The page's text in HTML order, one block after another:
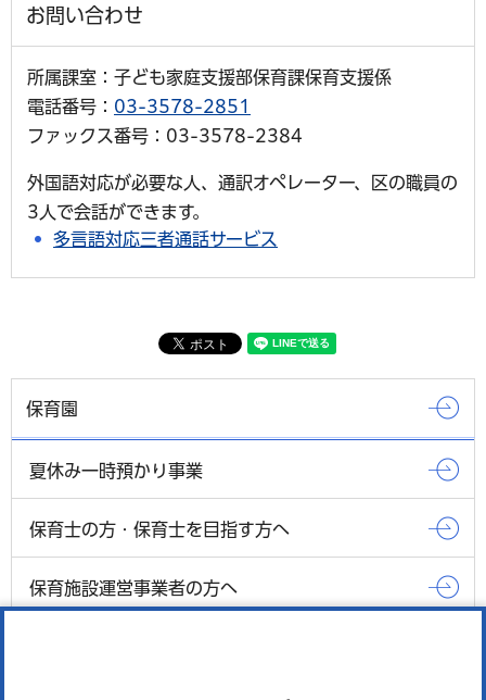
お問い合わせ
所属課室：子ども家庭支援部保育課保育支援係
電話番号： 03-3578-2851
ファックス番号：03-3578-2384
外国語対応が必要な人、通訳オペレーター、区の職員の
3人で会話ができます。
多言語対応三者通話サービス
保育園
夏休み一時預かり事業
保育士の方・保育士を目指す方へ
保育施設運営事業者の方へ